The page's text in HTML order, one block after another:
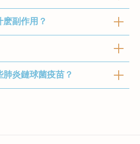
自身細菌
炎鏈球菌的傳播：
肺炎球菌疫苗？
以下的嬰兒和兒童
患有某些健康狀況或其他風險因
麽副作用？
的副作用
接種疫苗有機會出現常見或罕
見問題
炎鏈球菌疫苗？